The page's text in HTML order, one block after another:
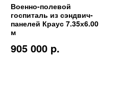
Военно-полевой
госпиталь из сэндвич-
панелей Краус 7.35х6.00
м
905 000 p.